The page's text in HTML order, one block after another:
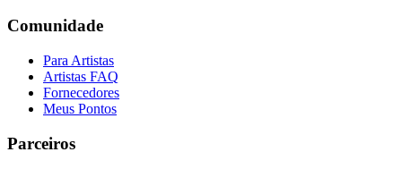
Comunidade
Para Artistas
Artistas FAQ
Fornecedores
Meus Pontos
Parceiros